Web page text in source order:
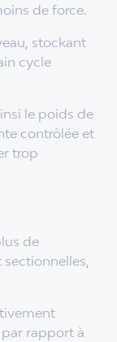
de force.
stockant
cycle
le poids de
contrôlée et
trop
de
rapport à